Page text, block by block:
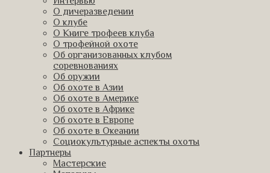
О дичеразведении
О клубе
О Книге трофеев клуба
О трофейной охоте
Об организованных клубом
соревнованиях
Об оружии
Об охоте в Азии
Об охоте в Америке
Об охоте в Африке
Об охоте в Европе
Об охоте в Океании
Социокультурные аспекты охоты
Партнеры
Мастерские